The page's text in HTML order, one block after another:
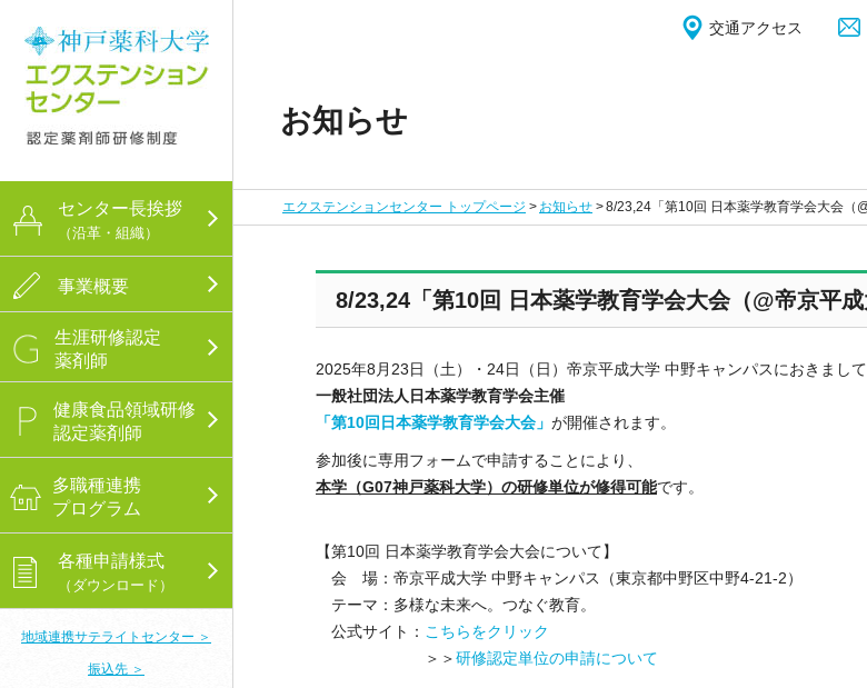
お知らせ
エクステンションセンター トップページ お知らせ 8/23,24「第10回 日本薬学教育学会大会（
8/23,24「第10回 日本薬学教育学会大会（@帝京平
2025年8月23日（土）・24日（日）帝京平成大学 中野キャンパスにおきまして
一般社団法人日本薬学教育学会主催
「第10回日本薬学教育学会大会」 が開催されます。
参加後に専用フォームで申請することにより、
本学（G07神戸薬科大学）の研修単位が修得可能です。
【第10回 日本薬学教育学会大会について】
会 場：帝京平成大学 中野キャンパス（東京都中野区中野4-21-2）
テーマ：多様な未来へ。つなぐ教育。
公式サイト： こちらをクリック
＞＞研修認定単位の申請について
センター長挨拶
（沿革・組織）
事業概要
生涯研修認定
薬剤師
健康食品領域研修
認定薬剤師
多職種連携
プログラム
各種申請様式
（ダウンロード）
地域連携サテライトセンター ＞
振込先 ＞
交通アクセス